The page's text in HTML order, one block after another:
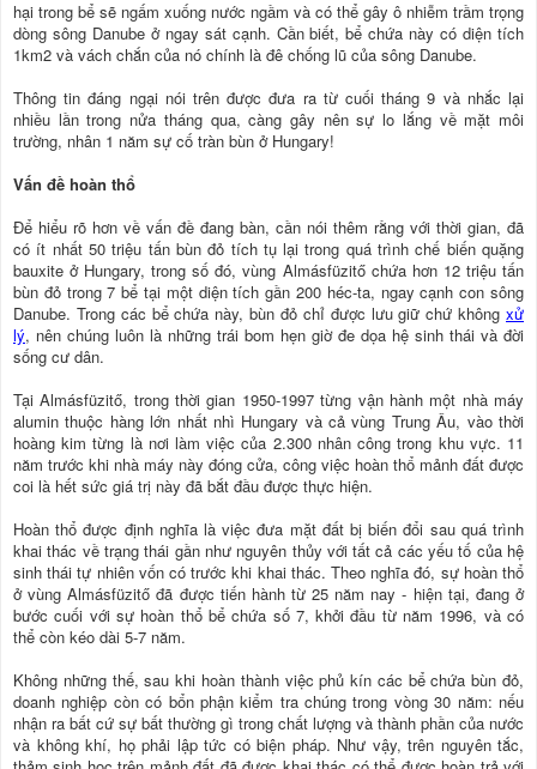
hại trong bể sẽ ngấm xuống nước ngầm và có thể gây ô nhiễm trầm trọng
dòng sông Danube ở ngay sát cạnh. Cần biết, bể chứa này có diện tích
1km2 và vách chắn của nó chính là đê chống lũ của sông Danube.
Thông tin đáng ngại nói trên được đưa ra từ cuối tháng 9 và nhắc lại
nhiều lần trong nửa tháng qua, càng gây nên sự lo lắng về mặt môi
trường, nhân 1 năm sự cố tràn bùn ở Hungary!
Vấn đề hoàn thổ
Ðể hiểu rõ hơn về vấn đề đang bàn, cần nói thêm rằng với thời gian, đã
có ít nhất 50 triệu tấn bùn đỏ tích tụ lại trong quá trình chế biến quặng
bauxite ở Hungary, trong số đó, vùng Almásfüzitő chứa hơn 12 triệu tấn
bùn đỏ trong 7 bể tại một diện tích gần 200 héc-ta, ngay cạnh con sông
Danube. Trong các bể chứa này, bùn đỏ chỉ được lưu giữ chứ không xử
lý, nên chúng luôn là những trái bom hẹn giờ đe dọa hệ sinh thái và đời
sống cư dân.
Tại Almásfüzitő, trong thời gian 1950-1997 từng vận hành một nhà máy
alumin thuộc hàng lớn nhất nhì Hungary và cả vùng Trung Âu, vào thời
hoàng kim từng là nơi làm việc của 2.300 nhân công trong khu vực. 11
năm trước khi nhà máy này đóng cửa, công việc hoàn thổ mảnh đất được
coi là hết sức giá trị này đã bắt đầu được thực hiện.
Hoàn thổ được định nghĩa là việc đưa mặt đất bị biến đổi sau quá trình
khai thác về trạng thái gần như nguyên thủy với tất cả các yếu tố của hệ
sinh thái tự nhiên vốn có trước khi khai thác. Theo nghĩa đó, sự hoàn thổ
ở vùng Almásfüzitő đã được tiến hành từ 25 năm nay - hiện tại, đang ở
bước cuối với sự hoàn thổ bể chứa số 7, khởi đầu từ năm 1996, và có
thể còn kéo dài 5-7 năm.
Không những thế, sau khi hoàn thành việc phủ kín các bể chứa bùn đỏ,
doanh nghiệp còn có bổn phận kiểm tra chúng trong vòng 30 năm: nếu
nhận ra bất cứ sự bất thường gì trong chất lượng và thành phần của nước
và không khí, họ phải lập tức có biện pháp. Như vậy, trên nguyên tắc,